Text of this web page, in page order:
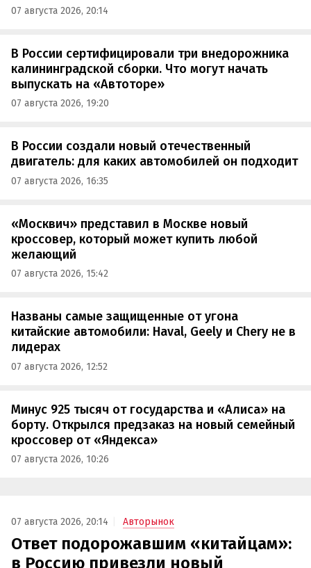
07 августа 2026, 20:14
В России сертифицировали три внедорожника
калининградской сборки. Что могут начать
выпускать на «Автоторе»
07 августа 2026, 19:20
В России создали новый отечественный
двигатель: для каких автомобилей он подходит
07 августа 2026, 16:35
«Москвич» представил в Москве новый
кроссовер, который может купить любой
желающий
07 августа 2026, 15:42
Названы самые защищенные от угона
китайские автомобили: Haval, Geely и Chery не в
лидерах
07 августа 2026, 12:52
Минус 925 тысяч от государства и «Алиса» на
борту. Открылся предзаказ на новый семейный
кроссовер от «Яндекса»
07 августа 2026, 10:26
07 августа 2026, 20:14 Авторынок
Ответ подорожавшим «китайцам»:
в Россию привезли новый